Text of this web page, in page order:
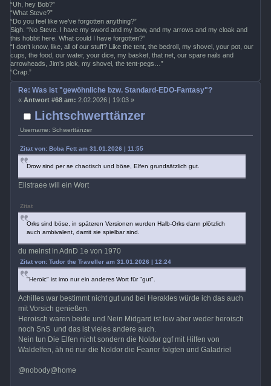
“Uh, hey Bob?”
“What Steve?”
“Do you feel like we’ve forgotten anything?”
Sigh. “No Steve. I have my sword and my bow, and my arrows and my cloak and
this hobbit here. What could I have forgotten?”
“I don’t know, like, all of our stuff? Like the tent, the bedroll, my shovel, your pot, our
cups, the food, our water, your dice, my basket, that net, our spare nails and
arrowheads, Jim’s pick, my shovel, the tent-pegs…”
“Crap.”
Lichtschwerttänzer
Username: Schwerttänzer
Re: Was ist "gewöhnliche bzw. Standard-EDO-Fantasy"?
« Antwort #68 am: 2.02.2026 | 19:03 »
Zitat von: Boba Fett am 31.01.2026 | 11:55
Drow sind per se chaotisch und böse, Elfen grundsätzlich gut.
Elistraee will ein Wort
Zitat
Orks sind böse, in späteren Versionen wurden Halb-Orks dann plötzlich
auch ambivalent, damit sie spielbar sind.
du meinst in AdnD 1e von 1970
Zitat von: Tudor the Traveller am 31.01.2026 | 12:24
"Heroic" ist imo nur ein anderes Wort für "gut".
Achilles war bestimmt nicht gut und bei Herakles würde ich das auch
mit Vorsich genießen.
Heroisch waren beide und Nein Midgard ist low aber weder heroisch
noch SnS und das ist vieles andere auch.
Nein tun Die Elfen nicht sondern die Noldor ggf mit Hilfen von
Waldelfen, äh nö nur die Noldor die Feanor folgten und Galadriel
@nobody@home